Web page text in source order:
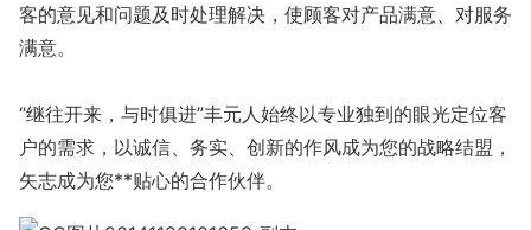
客的意见和问题及时处理解决，使顾客对产品满意、对服务
满意。
“继往开来，与时俱进”丰元人始终以专业独到的眼光定位客
户的需求，以诚信、务实、创新的作风成为您的战略结盟，
矢志成为您**贴心的合作伙伴。